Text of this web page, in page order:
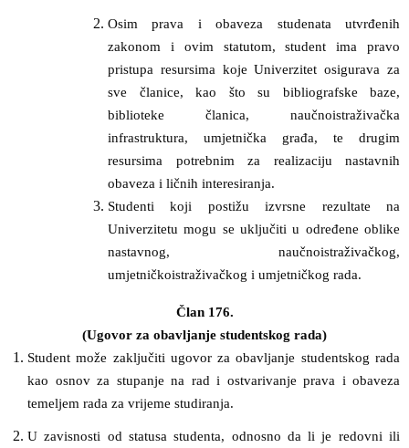
Osim prava i obaveza studenata utvrđenih
zakonom i ovim statutom, student ima pravo
pristupa resursima koje Univerzitet osigurava za
sve članice, kao što su bibliografske baze,
biblioteke članica, naučnoistraživačka
infrastruktura, umjetnička građa, te drugim
resursima potrebnim za realizaciju nastavnih
obaveza i ličnih interesiranja.
Studenti koji postižu izvrsne rezultate na
Univerzitetu mogu se uključiti u određene oblike
nastavnog, naučnoistraživačkog,
umjetničkoistraživačkog i umjetničkog rada.
Član 176.
(Ugovor za obavljanje studentskog rada)
Student može zaključiti ugovor za obavljanje studentskog rada
kao osnov za stupanje na rad i ostvarivanje prava i obaveza
temeljem rada za vrijeme studiranja.
U zavisnosti od statusa studenta, odnosno da li je redovni ili